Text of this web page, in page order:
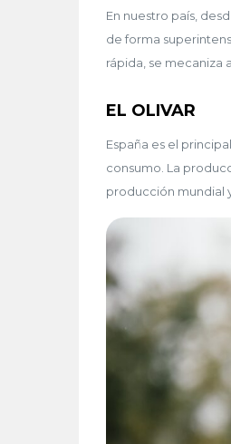
En nuestro país,
de forma
rápida, se mecaniza
EL OLIVAR
España es el
consumo. La
producción mundial